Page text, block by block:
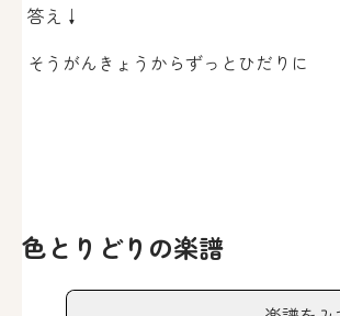
答え↓
そうがんきょうからずっとひだりに
色とりどりの楽譜